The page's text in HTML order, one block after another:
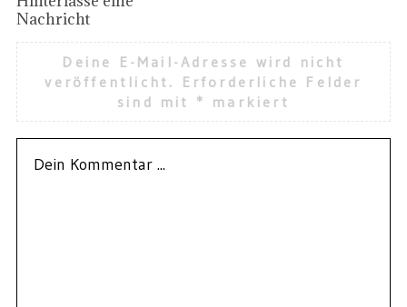
Nachricht
Deine E-Mail-Adresse wird nicht
veröffentlicht.
Erforderliche Felder
sind mit * markiert